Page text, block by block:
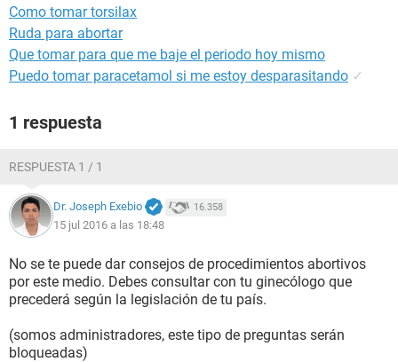
Como tomar torsilax
Ruda para abortar
Que tomar para que me baje el periodo hoy mismo
Puedo tomar paracetamol si me estoy desparasitando ✓
1 respuesta
RESPUESTA 1 / 1
Dr. Joseph Exebio 16.358
15 jul 2016 a las 18:48
No se te puede dar consejos de procedimientos abortivos
por este medio. Debes consultar con tu ginecólogo que
precederá según la legislación de tu país.
(somos administradores, este tipo de preguntas serán
bloqueadas)